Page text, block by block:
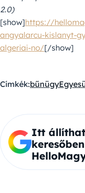
2.0)
[show]https://
angyalarcu-kislanyt-
algeriai-no/[/show]
Címkék:bűnügy
Itt